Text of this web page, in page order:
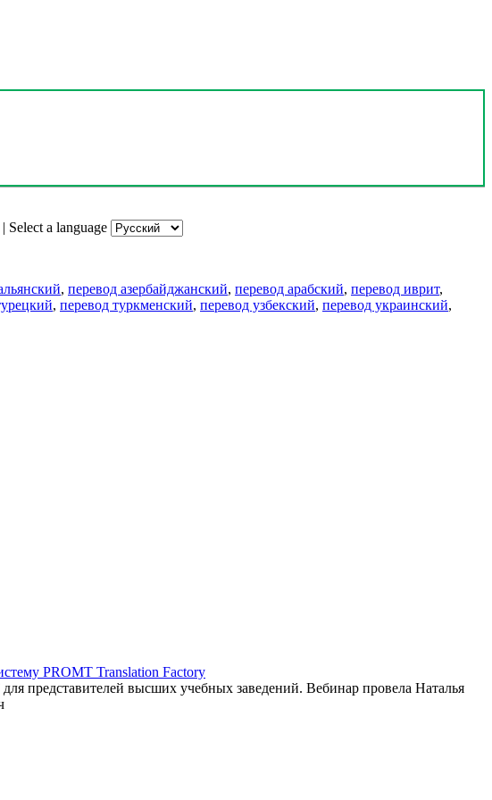
| Select a language
, перевод азербайджанский, перевод арабский, перевод иврит,
, перевод туркменский, перевод узбекский, перевод украинский,
PROMT Translation Factory
представителей высших учебных заведений. Вебинар провела Наталья